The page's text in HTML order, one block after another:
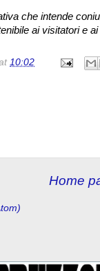
che intende
ai visitatori e
10:02
Home